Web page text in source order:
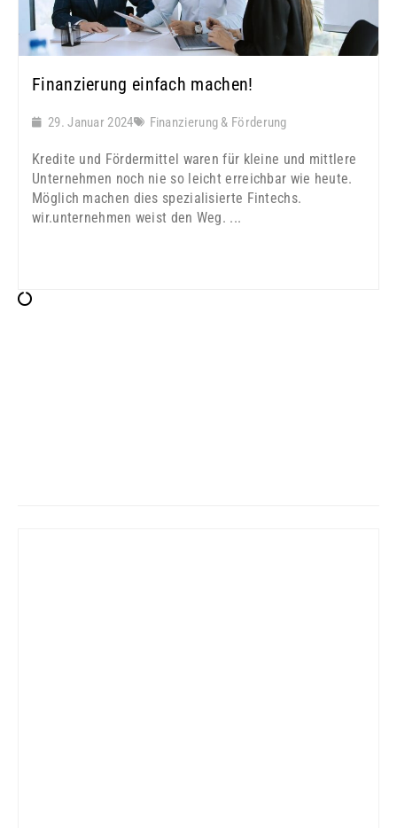
Finanzierung einfach machen!
29. Januar 2024 Finanzierung & Förderung
Kredite und Fördermittel waren für kleine und mittlere
Unternehmen noch nie so leicht erreichbar wie heute.
Möglich machen dies spezialisierte Fintechs.
wir.unternehmen weist den Weg. ...